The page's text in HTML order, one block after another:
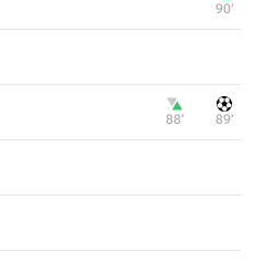
90‎’‎
88‎’‎ 89‎’‎